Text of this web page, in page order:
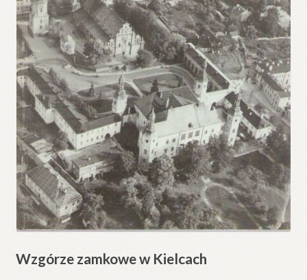
Wzgórze zamkowe w Kielcach